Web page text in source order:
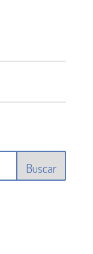
Buscar